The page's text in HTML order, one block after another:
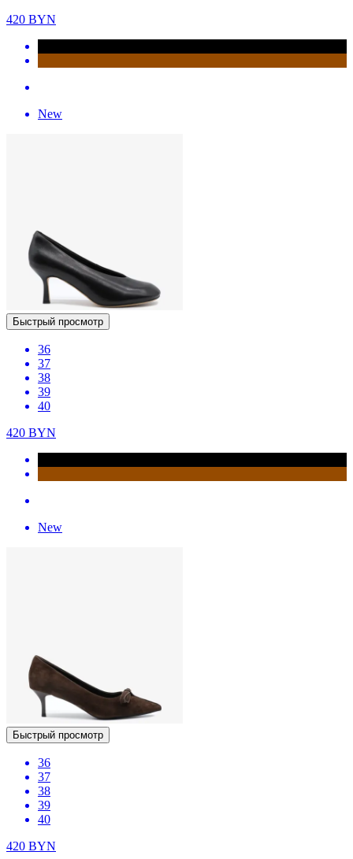
420 BYN
New
Быстрый просмотр
36
37
38
39
40
420 BYN
New
Быстрый просмотр
36
37
38
39
40
420 BYN